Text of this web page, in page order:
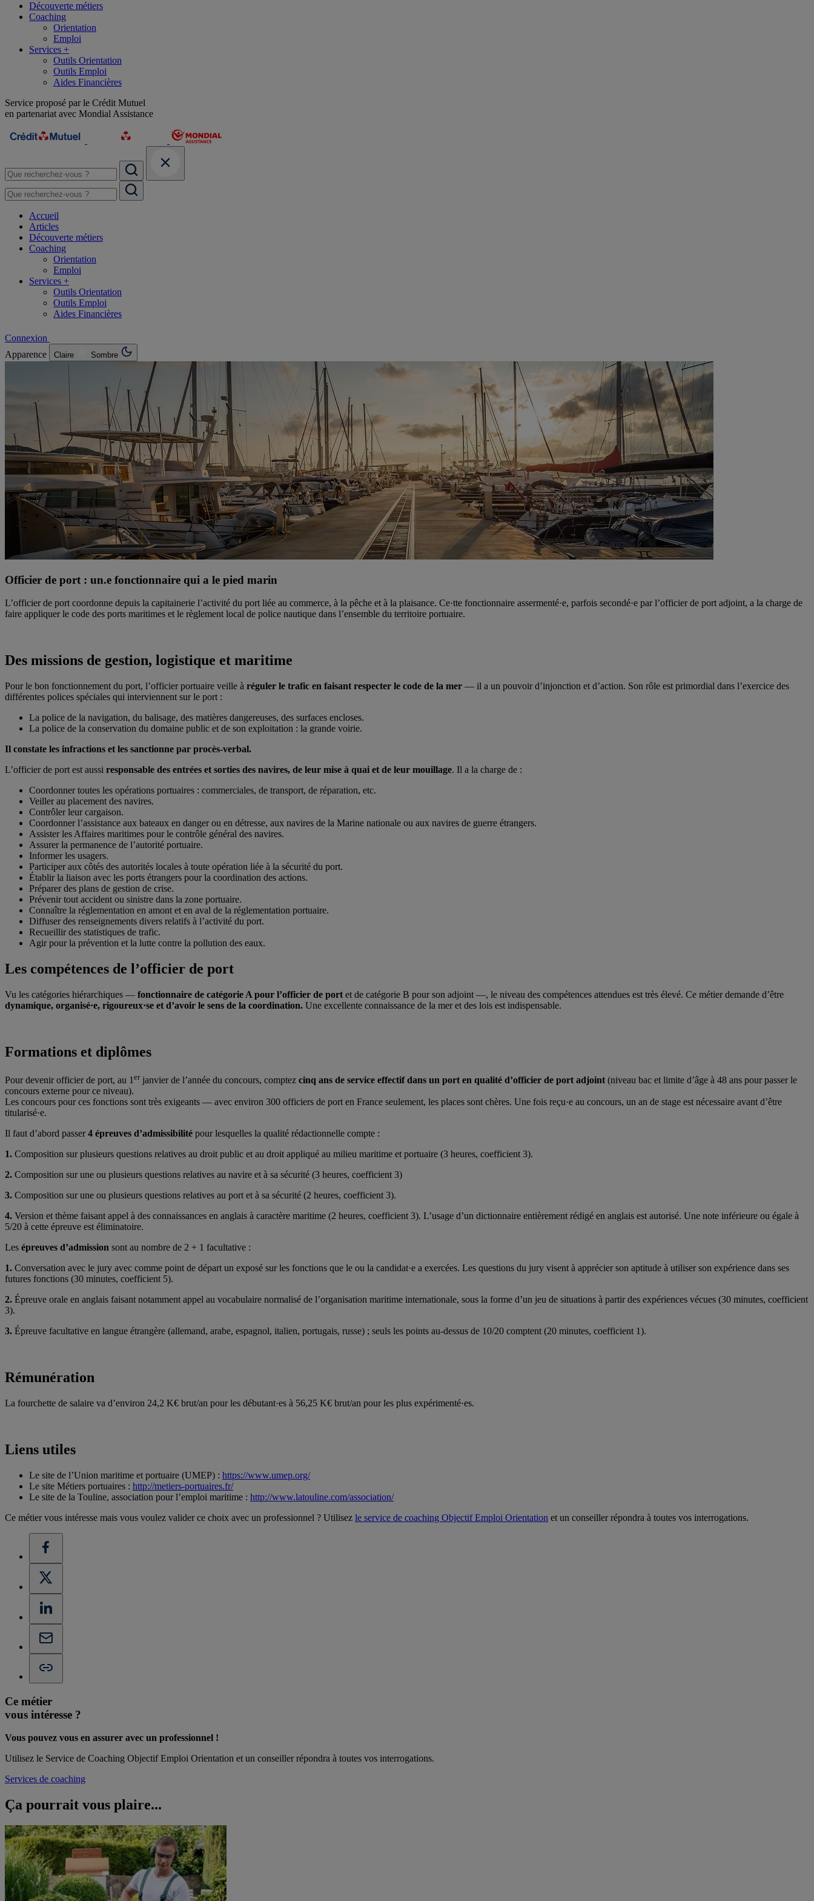
Découverte métiers
Coaching
Orientation
Emploi
Services +
Outils Orientation
Outils Emploi
Aides Financières
Service proposé par le Crédit Mutuel
en partenariat avec Mondial Assistance
Accueil
Articles
Découverte métiers
Coaching
Orientation
Emploi
Services +
Outils Orientation
Outils Emploi
Aides Financières
Connexion
Apparence
Claire Sombre
Officier de port : un.e fonctionnaire qui a le pied marin
L’officier de port coordonne depuis la capitainerie l’activité du port liée au commerce, à la pêche et à la plaisance. Ce·tte fonctionnaire assermenté·e, parfois secondé·e par l’officier de port adjoint, a la charge de
faire appliquer le code des ports maritimes et le règlement local de police nautique dans l’ensemble du territoire portuaire.
Des missions de gestion, logistique et maritime
Pour le bon fonctionnement du port, l’officier portuaire veille à réguler le trafic en faisant respecter le code de la mer — il a un pouvoir d’injonction et d’action. Son rôle est primordial dans l’exercice des
différentes polices spéciales qui interviennent sur le port :
La police de la navigation, du balisage, des matières dangereuses, des surfaces encloses.
La police de la conservation du domaine public et de son exploitation : la grande voirie.
Il constate les infractions et les sanctionne par procès-verbal.
L’officier de port est aussi responsable des entrées et sorties des navires, de leur mise à quai et de leur mouillage. Il a la charge de :
Coordonner toutes les opérations portuaires : commerciales, de transport, de réparation, etc.
Veiller au placement des navires.
Contrôler leur cargaison.
Coordonner l’assistance aux bateaux en danger ou en détresse, aux navires de la Marine nationale ou aux navires de guerre étrangers.
Assister les Affaires maritimes pour le contrôle général des navires.
Assurer la permanence de l’autorité portuaire.
Informer les usagers.
Participer aux côtés des autorités locales à toute opération liée à la sécurité du port.
Établir la liaison avec les ports étrangers pour la coordination des actions.
Préparer des plans de gestion de crise.
Prévenir tout accident ou sinistre dans la zone portuaire.
Connaître la réglementation en amont et en aval de la réglementation portuaire.
Diffuser des renseignements divers relatifs à l’activité du port.
Recueillir des statistiques de trafic.
Agir pour la prévention et la lutte contre la pollution des eaux.
Les compétences de l’officier de port
Vu les catégories hiérarchiques — fonctionnaire de catégorie A pour l’officier de port et de catégorie B pour son adjoint —, le niveau des compétences attendues est très élevé. Ce métier demande d’être
dynamique, organisé·e, rigoureux·se et d’avoir le sens de la coordination. Une excellente connaissance de la mer et des lois est indispensable.
Formations et diplômes
Pour devenir officier de port, au 1 erjanvier de l’année du concours, comptez cinq ans de service effectif dans un port en qualité d’officier de port adjoint (niveau bac et limite d’âge à 48 ans pour passer le
concours externe pour ce niveau).
Les concours pour ces fonctions sont très exigeants — avec environ 300 officiers de port en France seulement, les places sont chères. Une fois reçu·e au concours, un an de stage est nécessaire avant d’être
titularisé·e.
Il faut d’abord passer4 épreuves d’admissibilité pour lesquelles la qualité rédactionnelle compte :
1. Composition sur plusieurs questions relatives au droit public et au droit appliqué au milieu maritime et portuaire (3 heures, coefficient 3).
2. Composition sur une ou plusieurs questions relatives au navire et à sa sécurité (3 heures, coefficient 3)
3. Composition sur une ou plusieurs questions relatives au port et à sa sécurité (2 heures, coefficient 3).
4. Version et thème faisant appel à des connaissances en anglais à caractère maritime (2 heures, coefficient 3). L’usage d’un dictionnaire entièrement rédigé en anglais est autorisé. Une note inférieure ou égale à
5/20 à cette épreuve est éliminatoire.
Les épreuves d’admission sont au nombre de 2 + 1 facultative :
1. Conversation avec le jury avec comme point de départ un exposé sur les fonctions que le ou la candidat·e a exercées. Les questions du jury visent à apprécier son aptitude à utiliser son expérience dans ses
futures fonctions (30 minutes, coefficient 5).
2. Épreuve orale en anglais faisant notamment appel au vocabulaire normalisé de l’organisation maritime internationale, sous la forme d’un jeu de situations à partir des expériences vécues (30 minutes, coefficient
3).
3. Épreuve facultative en langue étrangère (allemand, arabe, espagnol, italien, portugais, russe) ; seuls les points au-dessus de 10/20 comptent (20 minutes, coefficient 1).
Rémunération
La fourchette de salaire va d’environ 24,2 K€ brut/an pour les débutant·es à 56,25 K€ brut/an pour les plus expérimenté·es.
Liens utiles
Le site de l’Union maritime et portuaire (UMEP) : https://www.umep.org/
Le site Métiers portuaires : http://metiers-portuaires.fr/
Le site de la Touline, association pour l’emploi maritime : http://www.latouline.com/association/
Ce métier vous intéresse mais vous voulez valider ce choix avec un professionnel ? Utilisez le service de coaching Objectif Emploi Orientation et un conseiller répondra à toutes vos interrogations.
Ce métier
vous intéresse ?
Vous pouvez vous en assurer avec un professionnel !
Utilisez le Service de Coaching Objectif Emploi Orientation et un conseiller répondra à toutes vos interrogations.
Services de coaching
Ça pourrait vous plaire...